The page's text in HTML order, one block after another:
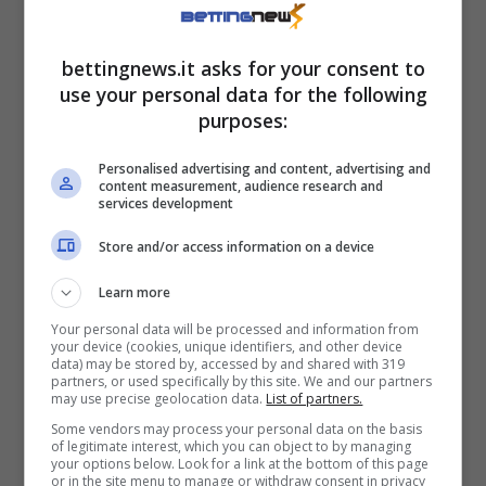
Hans Vanaken ha giocato ogni minuto
suo rigore decisivo contro il Villa è stato il suo
20º gol nelle competizioni UEFA.
Chemsdine Talbi– che ha attirato
l’attenzione sul mercato dopo aver
contribuito a tre gol nelle sue ultime due
partite europee – dovrebbe affiancare Ferran
Jutglà in attacco.
Pronto a fare il suo debutto in Champions
League con l’Aston Villa, Marco Asensio ha
segnato quattro gol nelle sue ultime tre
bettingnews.it asks for your consent to
use your personal data for the following
purposes:
Personalised advertising and content, advertising and
content measurement, audience research and
services development
Store and/or access information on a device
Learn more
Your personal data will be processed and information from
your device (cookies, unique identifiers, and other device
data) may be stored by, accessed by and shared with 319
partners, or used specifically by this site. We and our partners
may use precise geolocation data. List of partners.
Some vendors may process your personal data on the basis
of legitimate interest, which you can object to by managing
your options below. Look for a link at the bottom of this page
or in the site menu to manage or withdraw consent in privacy